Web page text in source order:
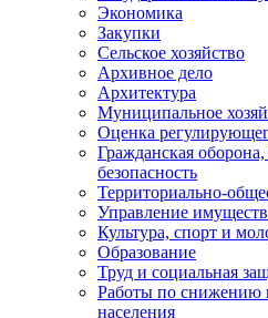
Экономика
Закупки
Сельское хозяйство
Архивное дело
Архитектура
Муниципальное
Оценка
Гражданская
безопасность
Территориально-
Управление
Культура, спорт и
Образование
Труд и социальная
Работы по снижению
населения